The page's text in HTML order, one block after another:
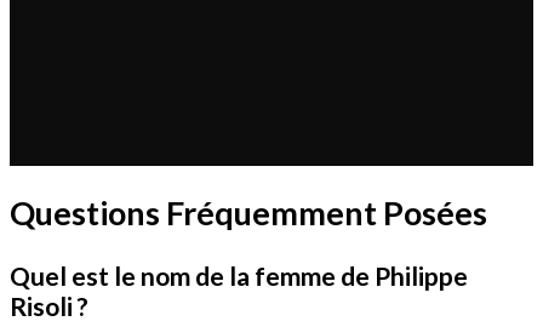
Questions Fréquemment Posées
Quel est le nom de la femme de Philippe
Risoli ?